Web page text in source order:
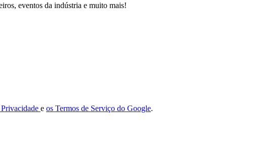
eventos da indústria e muito mais!
e os Termos de Serviço do Google.